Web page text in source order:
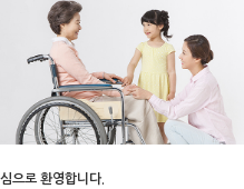
으로 환영합니다.